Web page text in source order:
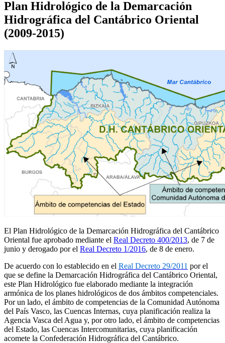
Plan Hidrológico de la Demarcación
Hidrográfica del Cantábrico Oriental
(2009-2015)
El Plan Hidrológico de la Demarcación Hidrográfica del Cantábrico
Oriental fue aprobado mediante el Real Decreto 400/2013, de 7 de
junio y derogado por el Real Decreto 1/2016, de 8 de enero.
De acuerdo con lo establecido en el Real Decreto 29/2011 por el
que se define la Demarcación Hidrográfica del Cantábrico Oriental,
este Plan Hidrológico fue elaborado mediante la integración
armónica de los planes hidrológicos de dos ámbitos competenciales.
Por un lado, el ámbito de competencias de la Comunidad Autónoma
del País Vasco, las Cuencas Internas, cuya planificación realiza la
Agencia Vasca del Agua y, por otro lado, el ámbito de competencias
del Estado, las Cuencas Intercomunitarias, cuya planificación
acomete la Confederación Hidrográfica del Cantábrico.